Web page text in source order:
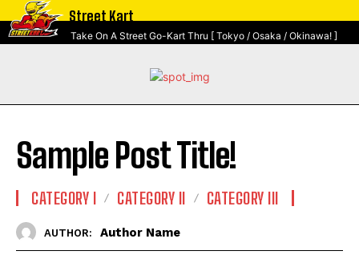
Street Kart
Take On A Street Go-Kart Thru [ Tokyo / Osaka / Okinawa! ]
Sample Post Title!
CATEGORY I CATEGORY II CATEGORY III
AUTHOR: Author Name